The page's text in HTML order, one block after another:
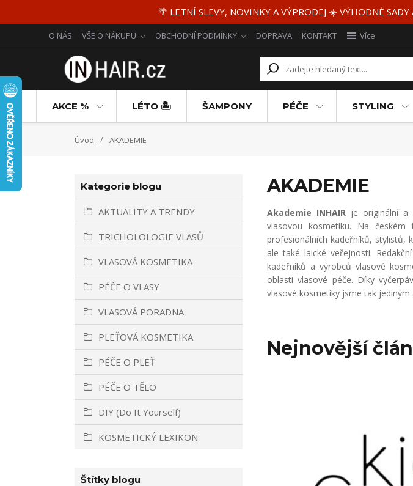
🌴 LETNÍ SLEVY, NOVINKY A VÝPRODEJ ☀️ VÝHODNÉ
O NÁS VŠE O NÁKUPU OBCHODNÍ PODMÍNKY DOPRAVA KONTAKT Více
AKCE % LÉTO 🏝️ ŠAMPONY PÉČE STYLING
Úvod AKADEMIE
Kategorie blogu
AKTUALITY A TRENDY
TRICHOLOLOGIE VLASŮ
VLASOVÁ KOSMETIKA
PÉČE O VLASY
VLASOVÁ PORADNA
PLEŤOVÁ KOSMETIKA
PÉČE O PLEŤ
PÉČE O TĚLO
DIY (Do It Yourself)
KOSMETICKÝ LEXIKON
Štítky blogu
AKADEMIE
Akademie INHAIR je originální a
vlasovou kosmetiku. Na
profesionálních kadeřníků, stylistů,
ale také laické veřejnosti.
kadeřníků a výrobců vlasové
oblasti vlasové péče. Díky
vlasové kosmetiky jsme tak jediným
Nejnovější